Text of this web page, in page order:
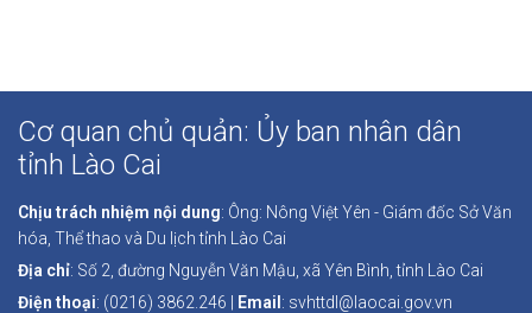
Cơ quan chủ quản: Ủy ban nhân dân
tỉnh Lào Cai
Chịu trách nhiệm nội dung: Ông: Nông Việt Yên - Giám đốc Sở Văn
hóa, Thể thao và Du lịch tỉnh Lào Cai
Địa chỉ: Số 2, đường Nguyễn Văn Mậu, xã Yên Bình, tỉnh Lào Cai
Điện thoại: (0216) 3862.246 | Email: svhttdl@laocai.gov.vn